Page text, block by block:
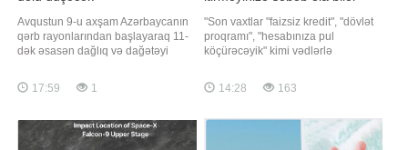
Avqustun 9-u axşam Azərbaycanın
qərb rayonlarından başlayaraq 11-
dək əsasən dağlıq və dağətəyi
gözlənilir. Bu barədə BİG.AZ-a Milli
Hidrometeorologiya Xidmətindən
yağışın qısamüddətli leysan
xarakterli olacağı, şimşək çaxacağı,
17:59 1
"Son vaxtlar "faizsiz kredit", "dövlət
proqramı", "hesabınıza pul
köçürəcəyik" kimi vədlərlə
məlumatlarını ələ keçirməyə çalışan
dələduzların sayı artır. Unutmayın ki,
tarixi, CVV kodu və bankdan
14:28 163